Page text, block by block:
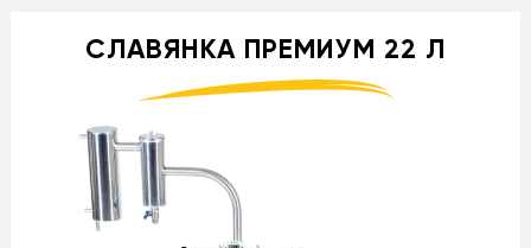
СЛАВЯНКА ПРЕМИУМ 22 Л